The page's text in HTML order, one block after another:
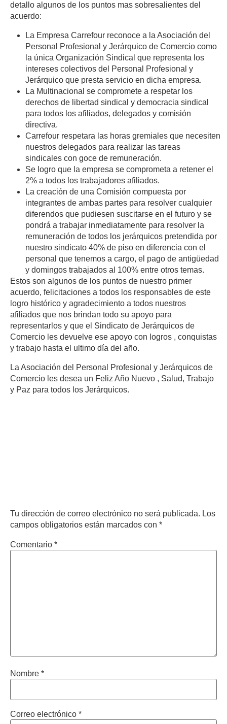
detallo algunos de los puntos mas sobresalientes del
acuerdo:
La Empresa Carrefour reconoce a la Asociación del
Personal Profesional y Jerárquico de Comercio como
la única Organización Sindical que representa los
intereses colectivos del Personal Profesional y
Jerárquico que presta servicio en dicha empresa.
La Multinacional se compromete a respetar los
derechos de libertad sindical y democracia sindical
para todos los afiliados, delegados y comisión
directiva.
Carrefour respetara las horas gremiales que necesiten
nuestros delegados para realizar las tareas
sindicales con goce de remuneración.
Se logro que la empresa se comprometa a retener el
2% a todos los trabajadores afiliados.
La creación de una Comisión compuesta por
integrantes de ambas partes para resolver cualquier
diferendos que pudiesen suscitarse en el futuro y se
pondrá a trabajar inmediatamente para resolver la
remuneración de todos los jerárquicos pretendida por
nuestro sindicato 40% de piso en diferencia con el
personal que tenemos a cargo, el pago de antigüedad
y domingos trabajados al 100% entre otros temas.
Estos son algunos de los puntos de nuestro primer
acuerdo, felicitaciones a todos los responsables de este
logro histórico y agradecimiento a todos nuestros
afiliados que nos brindan todo su apoyo para
representarlos y que el Sindicato de Jerárquicos de
Comercio les devuelve ese apoyo con logros , conquistas
y trabajo hasta el ultimo día del año.
La Asociación del Personal Profesional y Jerárquicos de
Comercio les desea un Feliz Año Nuevo , Salud, Trabajo
y Paz para todos los Jerárquicos.
Tu dirección de correo electrónico no será publicada. Los
campos obligatorios están marcados con *
Comentario *
Nombre *
Correo electrónico *